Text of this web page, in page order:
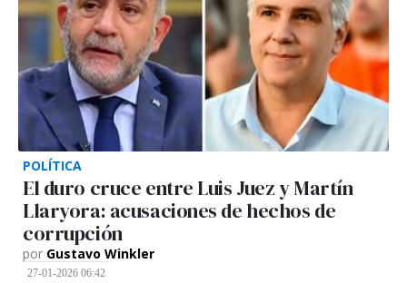
POLÍTICA
El duro cruce entre Luis Juez y Martín
Llaryora: acusaciones de hechos de
corrupción
por Gustavo Winkler
27-01-2026 06:42